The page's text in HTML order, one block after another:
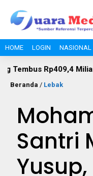
HOME LOGIN NASIONAL
Miliar,
Beranda / Lebak
Santri
Yusup,